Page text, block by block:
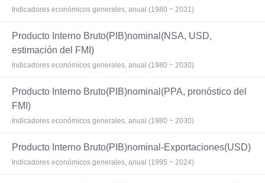
Indicadores económicos generales, anual (1980 ~ 2031)
Producto Interno Bruto(PIB)nominal(NSA, USD,
estimación del FMI)
Indicadores económicos generales, anual (1980 ~ 2030)
Producto Interno Bruto(PIB)nominal(PPA, pronóstico del
FMI)
Indicadores económicos generales, anual (1980 ~ 2030)
Producto Interno Bruto(PIB)nominal-Exportaciones(USD)
Indicadores económicos generales, anual (1995 ~ 2024)